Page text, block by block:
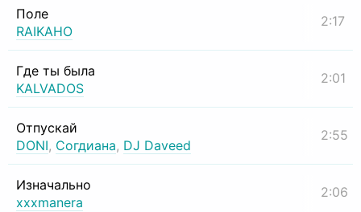
Поле
RAIKAHO
2:17
Где ты была
KALVADOS
2:01
Отпускай
DONI, Согдиана, DJ Daveed
2:55
Изначально
xxxmanera
2:06